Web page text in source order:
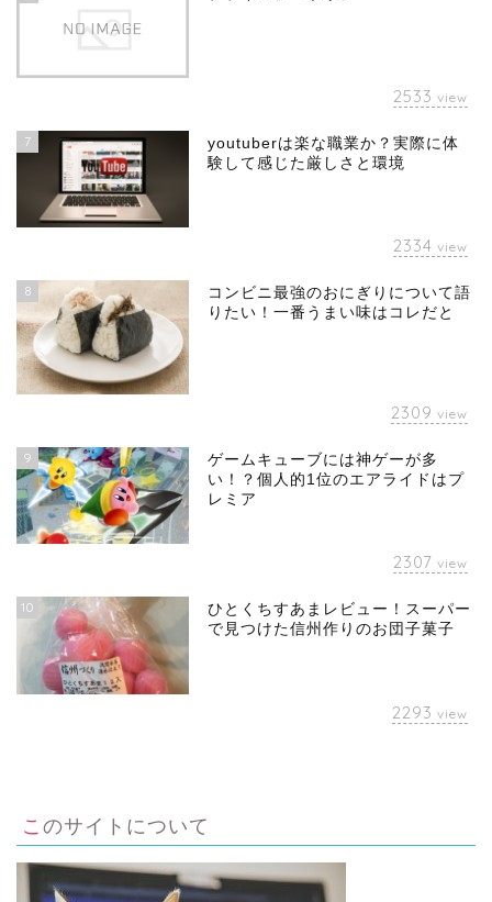
2533 view
7
youtuberは楽な職業か？実際に体
験して感じた厳しさと環境
2334 view
8
コンビニ最強のおにぎりについて語
りたい！一番うまい味はコレだと
2309 view
9
ゲームキューブには神ゲーが多
い！？個人的1位のエアライドはプ
レミア
2307 view
10
ひとくちすあまレビュー！スーパー
で見つけた信州作りのお団子菓子
2293 view
このサイトについて